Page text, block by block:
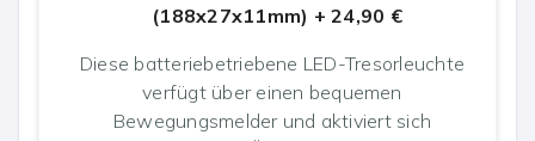
(188x27x11mm) +24,90 €
Diese batteriebetriebene LED-Tresorleuchte
verfügt über einen bequemen
Bewegungsmelder und aktiviert sich